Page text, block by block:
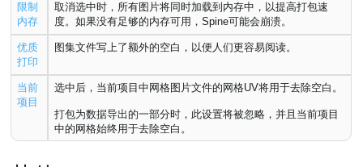
限制
内存
取消选中时，所有图片将同时加载到内存中，以提高打包速
度。如果没有足够的内存可用，Spine可能会崩溃。
优质
打印
图集文件写上了额外的空白，以便人们更容易阅读。
当前
项目
选中后，当前项目中网格图片文件的网格UV将用于去除空白。
打包为数据导出的一部分时，此设置将被忽略，并且当前项目
中的网格始终用于去除空白。